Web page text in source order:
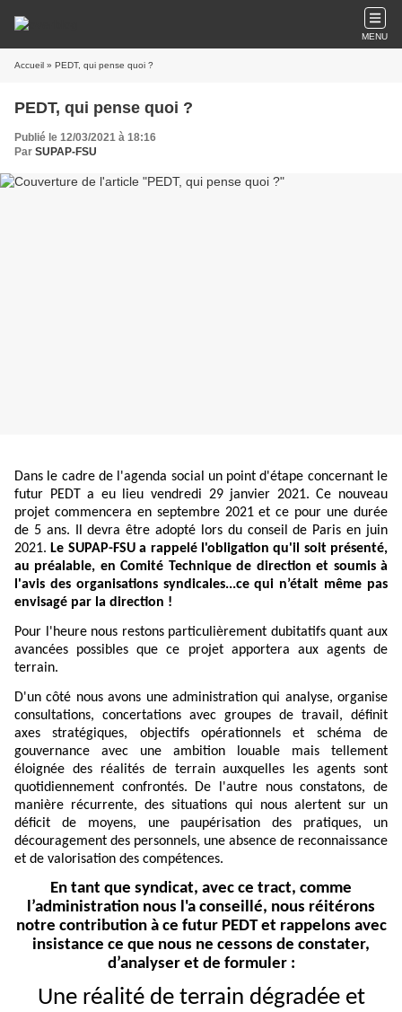
MENU
Accueil » PEDT, qui pense quoi ?
PEDT, qui pense quoi ?
Publié le 12/03/2021 à 18:16
Par SUPAP-FSU
Dans le cadre de l'agenda social un point d'étape concernant le
futur PEDT a eu lieu vendredi 29 janvier 2021. Ce nouveau
projet commencera en septembre 2021 et ce pour une durée
de 5 ans. Il devra être adopté lors du conseil de Paris en juin
2021. Le SUPAP-FSU a rappelé l'obligation qu'il soit présenté,
au préalable, en Comité Technique de direction et soumis à
l'avis des organisations syndicales...ce qui n’était même pas
envisagé par la direction !
Pour l'heure nous restons particulièrement dubitatifs quant aux
avancées possibles que ce projet apportera aux agents de
terrain.
D'un côté nous avons une administration qui analyse, organise
consultations, concertations avec groupes de travail, définit
axes stratégiques, objectifs opérationnels et schéma de
gouvernance avec une ambition louable mais tellement
éloignée des réalités de terrain auxquelles les agents sont
quotidiennement confrontés. De l'autre nous constatons, de
manière récurrente, des situations qui nous alertent sur un
déficit de moyens, une paupérisation des pratiques, un
découragement des personnels, une absence de reconnaissance
et de valorisation des compétences.
En tant que syndicat, avec ce tract, comme
l’administration nous l'a conseillé, nous réitérons
notre contribution à ce futur PEDT et rappelons avec
insistance ce que nous ne cessons de constater,
d’analyser et de formuler :
Une réalité de terrain dégradée et